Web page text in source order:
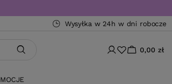
Wysyłka w 24h w dni robocze
0,00 zł